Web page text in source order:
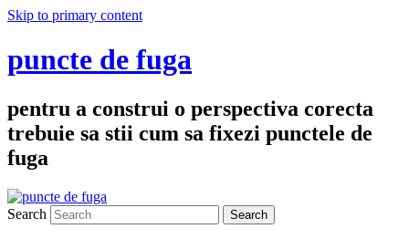
Skip to primary content
puncte de fuga
pentru a construi o perspectiva corecta
trebuie sa stii cum sa fixezi punctele de
fuga
Search